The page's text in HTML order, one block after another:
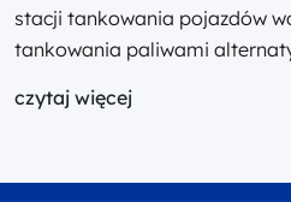
stacji tankowania pojazdów
tankowania paliwami
czytaj więcej